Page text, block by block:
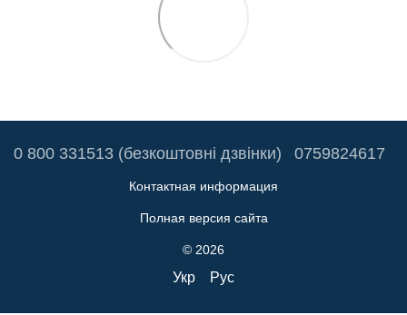
0 800 331513 (безкоштовні дзвінки) 0759824617
Контактная информация
Полная версия сайта
© 2026
Укр Рус